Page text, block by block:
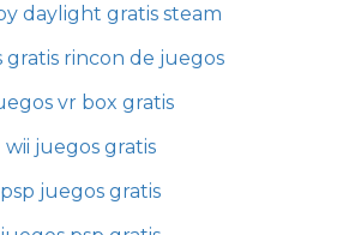
daylight gratis steam
gratis rincon de juegos
vr box gratis
wii juegos gratis
psp juegos gratis